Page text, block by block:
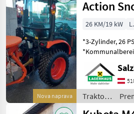
Nova naprava
Action
26 KM/19 kW
*3-Zylinder, 26 PS
240/60R12, 280/70R18
*Zuschaltbarer
*Stufenloser
hydrostatischer
25 km/h
Traktor /
Kubota